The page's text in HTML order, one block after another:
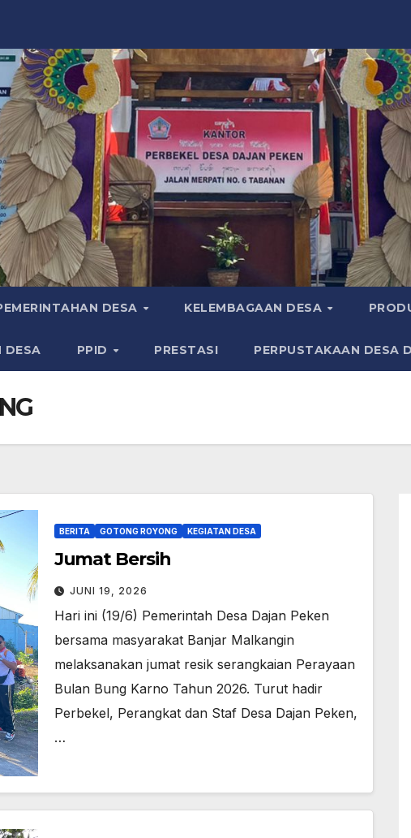
DESA KELEMBAGAAN DESA
DESA PPID PRESTASI PERPUSTAKAAN DESA
BERITA GOTONG ROYONG KEGIATAN DESA
Jumat Bersih
JUNI 19, 2026
Hari ini (19/6) Pemerintah Desa Dajan Peken
bersama masyarakat Banjar Malkangin
melaksanakan jumat resik serangkaian Perayaan
Bulan Bung Karno Tahun 2026. Turut hadir
Perbekel, Perangkat dan Staf Desa Dajan Peken,
…